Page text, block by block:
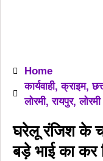
Home
कार्यवाही,क्राइम,
लोरमी,रायपुर,लोरमी
घरेलू रंजिश के
बड़े भाई का कर